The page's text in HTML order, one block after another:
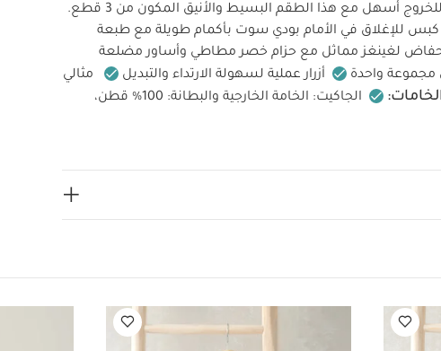
أسهل مع هذا الطقم البسيط والأنيق المكون من 3 قطع.
للإغلاق في الأمام بودي سوت بأكمام طويلة مع طبعة
لغينغز مماثل مع حزام خصر مطاطي وأساور مضلعة
واحدة أزرار عملية لسهولة الارتداء والتبديل
مثالي
الجاكيت: الخامة الخارجية والبطانة: 100% قطن،